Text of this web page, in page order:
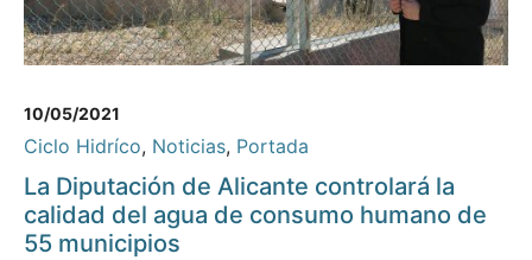
10/05/2021
Ciclo Hidríco, Noticias, Portada
La Diputación de Alicante controlará la
calidad del agua de consumo humano de
55 municipios